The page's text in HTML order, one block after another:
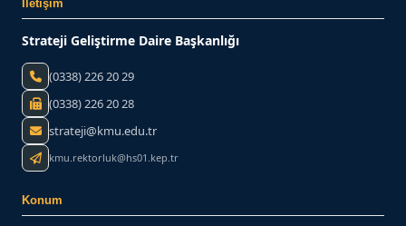
İletişim
Strateji Geliştirme Daire Başkanlığı
(0338) 226 20 29
(0338) 226 20 28
strateji@kmu.edu.tr
kmu.rektorluk@hs01.kep.tr
Konum